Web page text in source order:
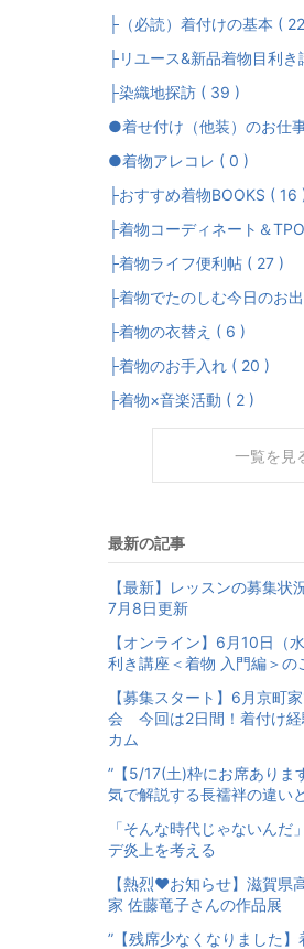
├（必読）着付けの基本 (
├リユース&新品着物目利
├染織地探訪 ( 39 )
●着せ付け（他装）のお仕
●着物アレコレ ( 0 )
├おすすめ着物BOOKS ( 16
├着物コーディネート＆
├着物ライフ便利帖 ( 27 )
├着物でたのしむ今日のお
├着物の衣替え ( 6 )
├着物のお手入れ ( 20 )
├着物×音楽活動 ( 2 )
一覧を見
最新の記事
【最新】レッスンの募集
7月8日更新
【オンライン】6月10日（
利き講座＜着物 入門編＞の
【募集スタート】6月京町
会 今回は2日間！着付け経
カム
”【5/17(土)枠にお席ありま
気で解説する長襦袢の違い
「そんな時代じゃないん
デ炎上を考える
【熱烈❤️お知らせ】滋賀
家 佐藤竜子さんの作品展
”【残席少なくなりました